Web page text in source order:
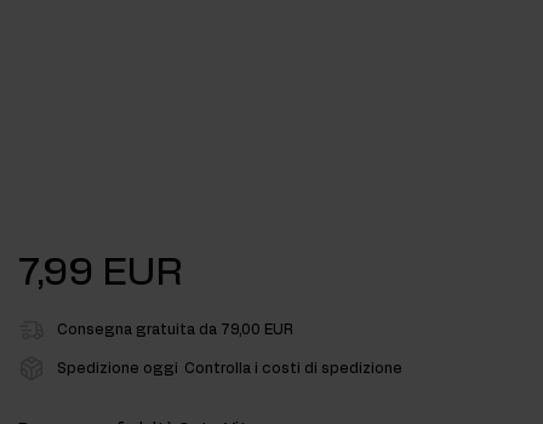
7,99 EUR
Consegna gratuita da 79,00 EUR
Spedizione oggi Controlla i costi di spedizione